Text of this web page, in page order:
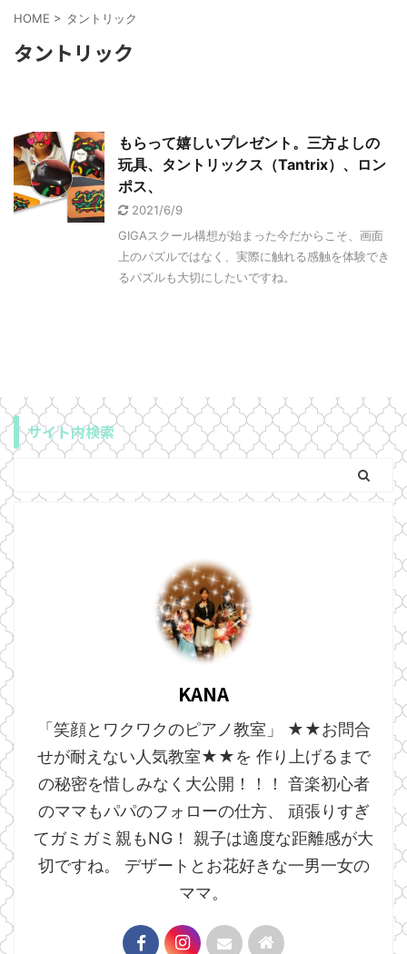
HOME > タントリック
タントリック
もらって嬉しいプレゼント。三方よしの
玩具、タントリックス（Tantrix）、ロン
ポス、
2021/6/9
GIGAスクール構想が始まった今だからこそ、画面
上のパズルではなく、実際に触れる感触を体験でき
るパズルも大切にしたいですね。
サイト内検索
KANA
「笑顔とワクワクのピアノ教室」 ★★お問合
せが耐えない人気教室★★を 作り上げるまで
の秘密を惜しみなく大公開！！！ 音楽初心者
のママもパパのフォローの仕方、 頑張りすぎ
てガミガミ親もNG！ 親子は適度な距離感が大
切ですね。 デザートとお花好きな一男一女の
ママ。